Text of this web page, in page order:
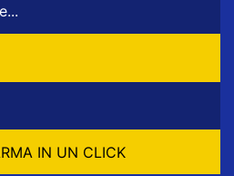
IN UN CLICK